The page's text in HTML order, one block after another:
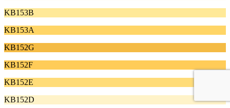
KB153B
KB153A
KB152G
KB152F
KB152E
KB152D